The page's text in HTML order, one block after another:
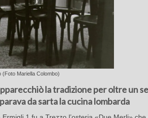
(Foto Mariella Colombo)
la tradizione per oltre un
da sarta la cucina lombarda